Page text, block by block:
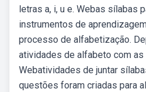
letras a, i, u e. Webas sílabas
instrumentos de
processo de alfabetização.
atividades de alfabeto com as
Webatividades de juntar
questões foram criadas para